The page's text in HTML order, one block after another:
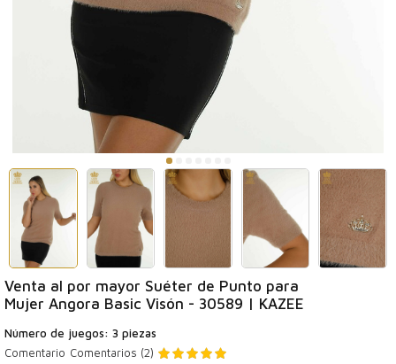
Venta al por mayor Suéter de Punto para
Mujer Angora Basic Visón - 30589 | KAZEE
Número de juegos: 3 piezas
Comentario Comentarios (2)